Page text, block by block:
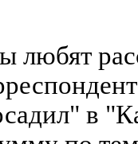
любят
в